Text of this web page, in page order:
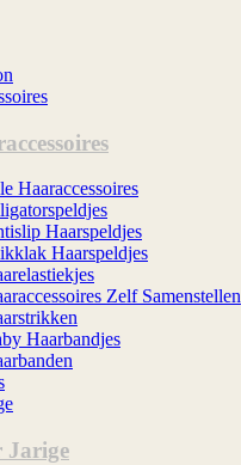
Haaraccessoires
Haarspeldjes
Haarspeldjes
Zelf Samenstellen
Haarbandjes
Jarige